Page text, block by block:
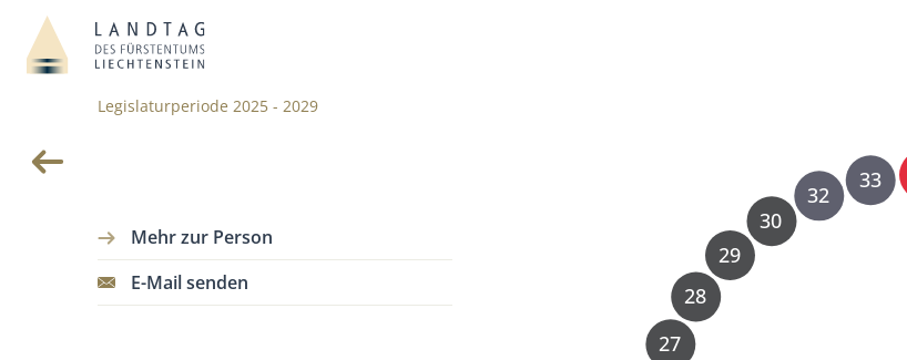
Legislaturperiode 2025 - 2029
27
28
29
30
32
33
Mehr zur Person
E-Mail senden